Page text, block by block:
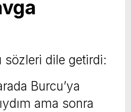
sözleri dile getirdi:
Burcu’ya
ama sonra